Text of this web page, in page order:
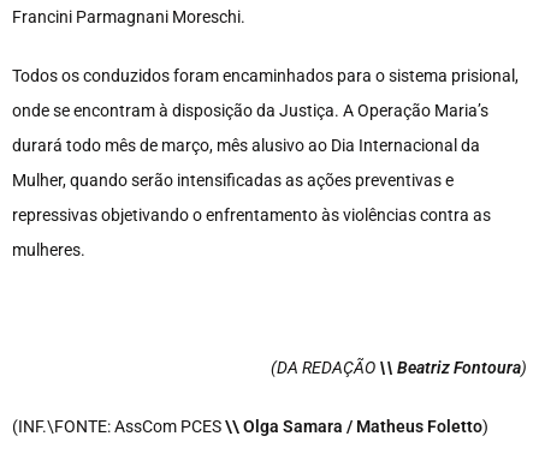
Francini Parmagnani Moreschi.
Todos os conduzidos foram encaminhados para o sistema prisional,
onde se encontram à disposição da Justiça. A Operação Maria’s
durará todo mês de março, mês alusivo ao Dia Internacional da
Mulher, quando serão intensificadas as ações preventivas e
repressivas objetivando o enfrentamento às violências contra as
mulheres.
(DA REDAÇÃO \\ Beatriz Fontoura)
(INF.\FONTE: AssCom PCES\\ Olga Samara / Matheus Foletto)